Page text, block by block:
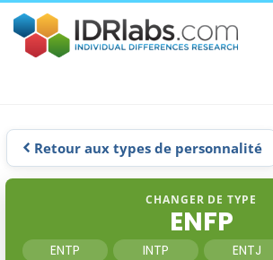
Retour aux types de personnalité
CHANGER DE TYPE
ENFP
ENTP INTP ENTJ